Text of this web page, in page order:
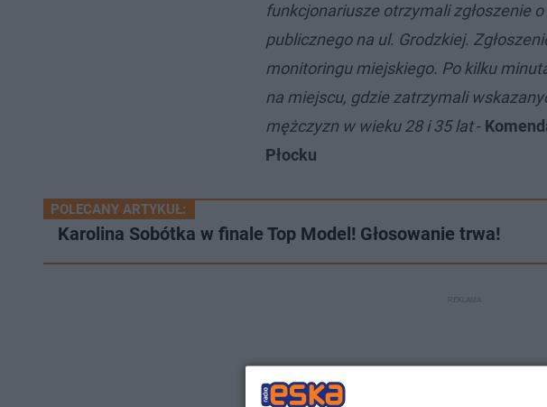
funkcjonariusze otrzymali zgłoszenie
publicznego na ul. Grodzkiej.
monitoringu miejskiego. Po kilku
na miejscu, gdzie zatrzymali
mężczyzn w wieku 28 i 35 lat-
Płocku
POLECANY ARTYKUŁ:
Karolina Sobótka w finale Top Model! Głosowanie trwa!